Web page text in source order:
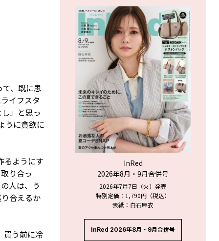
、既に思
イフスタ
」と思っ
うに貪欲に
るようにす
り合っ
人は、う
合えるか
買う前に冷
InRed
2026年8月・9月合併号
2026年7月7日（火）発売
特別定価：1,790円（税込）
表紙：白石麻衣
InRed 2026年8月・9月合併号